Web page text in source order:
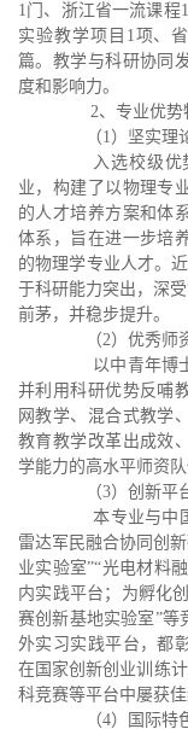
1门、浙江省一流课程
实验教学项目1项、
篇。教学与科研协同
度和影响力。
2、专业优势
（1）坚实理
入选校级优势
业，构建了以物理专
的人才培养方案和体
体系，旨在进一步培
的物理学专业人才。
于科研能力突出，深
前茅，并稳步提升。
（2）优秀师
以中青年博士
并利用科研优势反哺
网教学、混合式教学
教育教学改革出成效
学能力的高水平师资
（3）创新平
本专业与中国
雷达军民融合协同创
业实验室”“光电材料
内实践平台；为孵化
赛创新基地实验室”等
外实习实践平台，都
在国家创新创业训练
科竞赛等平台中屡获佳
（4）国际特